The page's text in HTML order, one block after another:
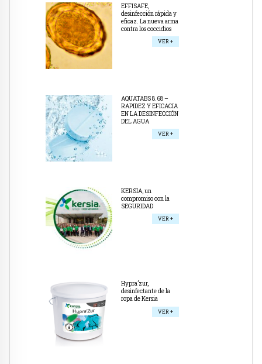
EFFISAFE,
desinfección rápida y
eficaz. La nueva arma
contra los coccidios
VER +
AQUATABS 8.68 –
RAPIDEZ Y EFICACIA
EN LA DESINFECCIÓN
DEL AGUA
VER +
KERSIA, un
compromiso con la
SEGURIDAD
VER +
Hypra’zur,
desinfectante de la
ropa de Kersia
VER +